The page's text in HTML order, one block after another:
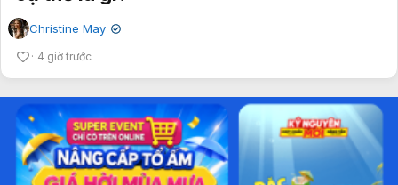
Christine May ✔
4 giờ trước